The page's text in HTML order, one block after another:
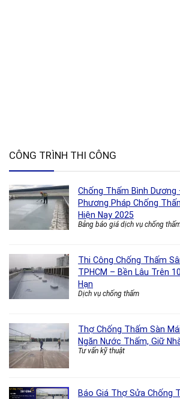
CÔNG TRÌNH THI CÔNG
Chống Thấm Bình Dương
Phương Pháp Chống
Hiện Nay 2025
Bảng báo giá dịch vụ chống
Thi Công Chống Thấm
TPHCM – Bền Lâu Trên
Hạn
Dịch vụ chống thấm
Thợ Chống Thấm Sàn
Ngăn Nước Thấm, Giữ
Tư vấn kỹ thuật
Báo Giá Thợ Sửa Chống